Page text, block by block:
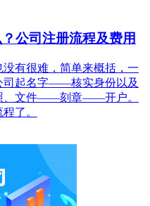
公司注册流程及费用
有很难，简单来概括，一
司起名字——核实身份以及
、文件——刻章——开户。
了。